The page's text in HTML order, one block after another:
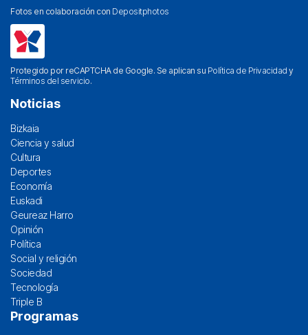
Fotos en colaboración con Depositphotos
Protegido por reCAPTCHA de Google. Se aplican su Política de Privacidad y
Términos del servicio.
Noticias
Bizkaia
Ciencia y salud
Cultura
Deportes
Economía
Euskadi
Geureaz Harro
Opinión
Política
Social y religión
Sociedad
Tecnología
Triple B
Programas